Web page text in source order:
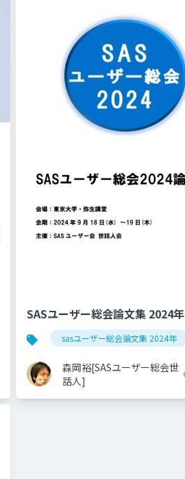
SASユーザー総会論文集 2024年
sasユーザー総会論文集 2024年
森岡裕[SASユーザー総会世
話人]